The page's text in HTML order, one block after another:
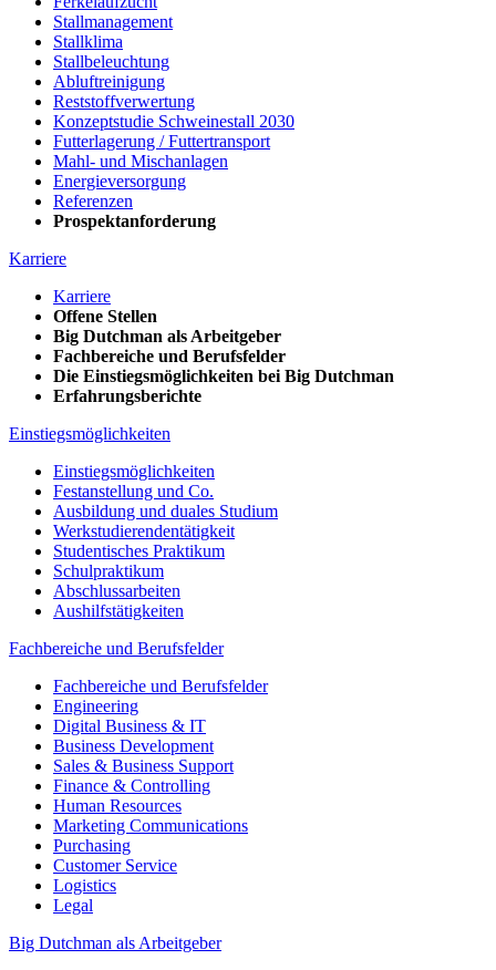
Stallmanagement
Stallklima
Stallbeleuchtung
Abluftreinigung
Reststoffverwertung
Konzeptstudie Schweinestall 2030
Futterlagerung / Futtertransport
Mahl- und Mischanlagen
Energieversorgung
Referenzen
Prospektanforderung
Karriere
Karriere
Offene Stellen
Big Dutchman als Arbeitgeber
Fachbereiche und Berufsfelder
Die Einstiegsmöglichkeiten bei Big Dutchman
Erfahrungsberichte
Einstiegsmöglichkeiten
Einstiegsmöglichkeiten
Festanstellung und Co.
Ausbildung und duales Studium
Werkstudierendentätigkeit
Studentisches Praktikum
Schulpraktikum
Abschlussarbeiten
Aushilfstätigkeiten
Fachbereiche und Berufsfelder
Fachbereiche und Berufsfelder
Engineering
Digital Business & IT
Business Development
Sales & Business Support
Finance & Controlling
Human Resources
Marketing Communications
Purchasing
Customer Service
Logistics
Legal
Big Dutchman als Arbeitgeber